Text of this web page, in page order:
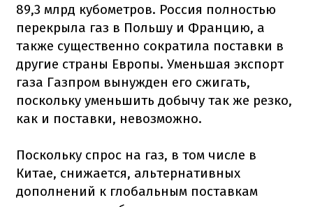
89,3 млрд кубометров. Россия полностью
перекрыла газ в Польшу и Францию, а
также существенно сократила поставки в
другие страны Европы. Уменьшая экспорт
газа Газпром вынужден его сжигать,
поскольку уменьшить добычу так же резко,
как и поставки, невозможно.
Поскольку спрос на газ, в том числе в
Китае, снижается, альтернативных
дополнений к глобальным поставкам